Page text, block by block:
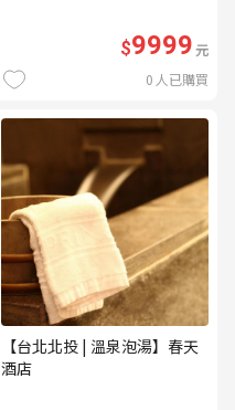
優惠券（無補色） (MO)
$9999元
0 人已購買
【台北北投 | 溫泉泡湯】春天
酒店